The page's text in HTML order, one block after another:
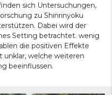
sich Untersuchungen,
zu Shinrinyoku
Dabei wird der
Setting betrachtet. wenig
die positiven Effekte
welche weiteren
beeinflussen.